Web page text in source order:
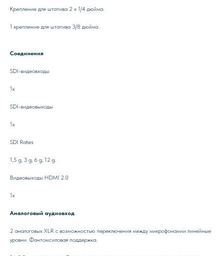
Крепление для штатива 2 x 1/4 дюйма.
1 крепление для штатива 3/8 дюйма.
Соединения
SDI-видеовходы
1x
SDI-видеовыходы
1x
SDI Rates
1,5 g, 3 g, 6 g, 12 g.
Видеовыходы HDMI 2.0
1x
Аналоговый аудиовход
2 аналоговых XLR с возможностью переключения между микрофонамии линейные
уровни. Фантомсиловая поддержка.